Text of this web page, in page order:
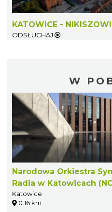
KATOWICE -
ODSŁUCHAJ
W
Narodowa Orkiestra
Radia w Katowicach
Katowice
0.16 km